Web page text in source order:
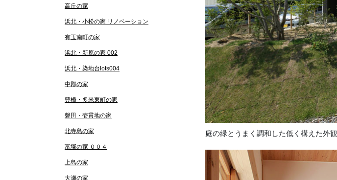
庭の緑とうまく調和した低く構えた外観
高丘の家
浜北・小松の家 リノベーション
有玉南町の家
浜北・新原の家 002
浜北・染地台lots004
中郡の家
豊橋・多米東町の家
磐田・壱貫地の家
北寺島の家
富塚の家 ００４
上島の家
大瀬の家